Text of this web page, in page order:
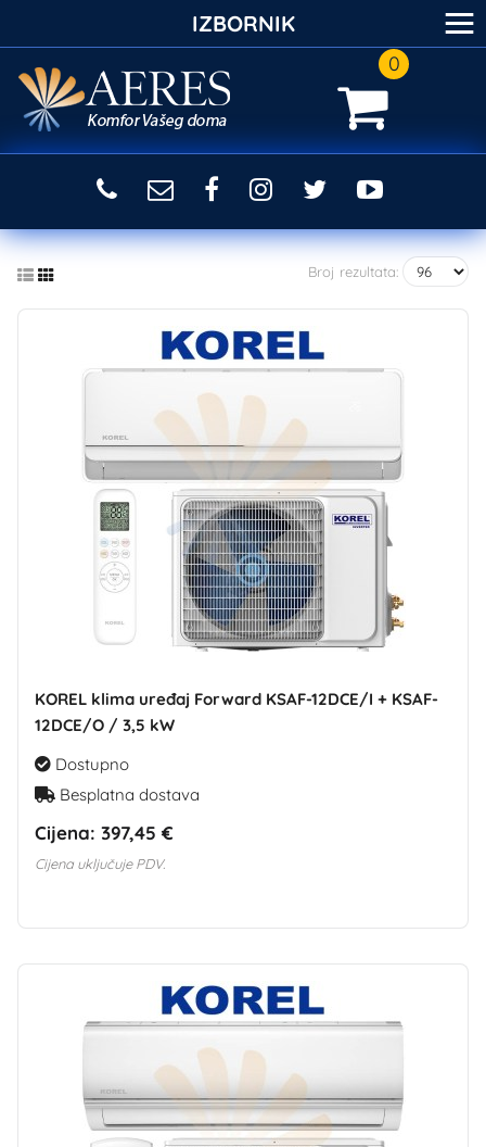
0
Broj rezultata:
KOREL klima uređaj Forward KSAF-12DCE/I + KSAF-
12DCE/O / 3,5 kW
Dostupno
Besplatna dostava
Cijena: 397,45 €
Cijena uključuje PDV.
IZBORNIK ≡